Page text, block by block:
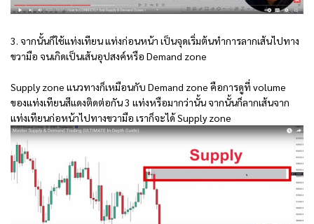
3. จากนั้นก็ใช้แท่งเทียน แท่งก่อนหน้า เป็นจุดเริ่มต้นทำการลากเส้นไปทาง
ขวามือ จนเกิดเป็นเส้นอุปสงค์หรือ Demand zone
Supply zone แนวทางก็เหมือนกับ Demand zone คือการดูที่ volume
ของแท่งเทียนสีแดงติดต่อกัน 3 แท่งหรือมากว่านั้น จากนั้นก็ลากเส้นจาก
แท่งเทียนก่อหน้าไปทางขวามือ เราก็จะได้ Supply zone